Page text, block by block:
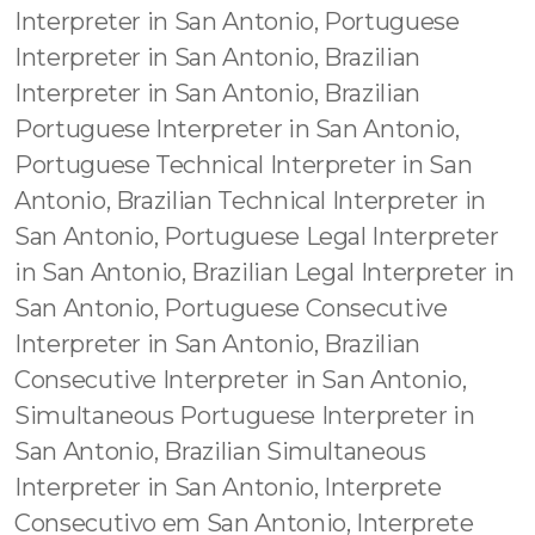
Interpreter in San Antonio, Portuguese
Interpreter in San Antonio, Brazilian
Interpreter in San Antonio, Brazilian
Portuguese Interpreter in San Antonio,
Portuguese Technical Interpreter in San
Antonio, Brazilian Technical Interpreter in
San Antonio, Portuguese Legal Interpreter
in San Antonio, Brazilian Legal Interpreter in
San Antonio, Portuguese Consecutive
Interpreter in San Antonio, Brazilian
Consecutive Interpreter in San Antonio,
Simultaneous Portuguese Interpreter in
San Antonio, Brazilian Simultaneous
Interpreter in San Antonio, Interprete
Consecutivo em San Antonio, Interprete